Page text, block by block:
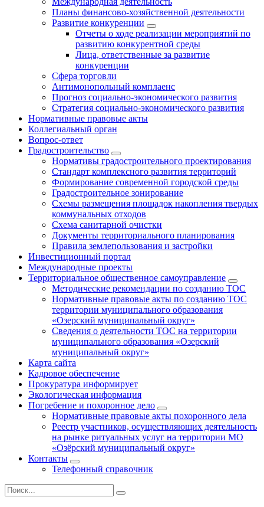
Планы финансово-хозяйственной деятельности
Развитие конкуренции
Отчеты о ходе реализации мероприятий по
развитию конкурентной среды
Лица, ответственные за развитие
конкуренции
Сфера торговли
Антимонопольный комплаенс
Прогноз социально-экономического развития
Стратегия социально-экономического развития
Нормативные правовые акты
Коллегиальный орган
Вопрос-ответ
Градостроительство
Нормативы градостроительного проектирования
Стандарт комплексного развития территорий
Формирование современной городской среды
Градостроительное зонирование
Схемы размещения площадок накопления твердых
коммунальных отходов
Схема санитарной очистки
Документы территориального планирования
Правила землепользования и застройки
Инвестиционный портал
Международные проекты
Территориальное общественное самоуправление
Методические рекомендации по созданию ТОС
Нормативные правовые акты по созданию ТОС
территории муниципального образования
«Озерский муниципальный округ»
Сведения о деятельности ТОС на территории
муниципального образования «Озерский
муниципальный округ»
Карта сайта
Кадровое обеспечение
Прокуратура информирует
Экологическая информация
Погребение и похоронное дело
Нормативные правовые акты похоронного дела
Реестр участников, осуществляющих деятельность
на рынке ритуальных услуг на территории МО
«Озёрский муниципальный округ»
Контакты
Телефонный справочник